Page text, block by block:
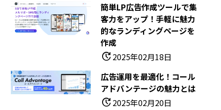
簡単LP広告作成ツールで集
客力をアップ！手軽に魅力
的なランディングページを
作成
update2025年02月18日
広告運用を最適化！コール
アドバンテージの魅力とは
update2025年02月20日